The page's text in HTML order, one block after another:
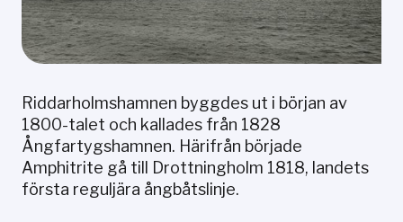
Riddarholmshamnen byggdes ut i början av
1800-talet och kallades från 1828
Ångfartygshamnen. Härifrån började
Amphitrite gå till Drottningholm 1818, landets
första reguljära ångbåtslinje.